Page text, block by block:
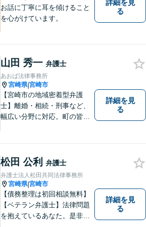
お話に丁寧に耳を傾けること
を心がけています。
詳細を見
る
山田 秀一 弁護士
あおば法律事務所
宮崎県|宮崎市
【宮崎市の地域密着型弁護
士】離婚・相続・刑事など、
幅広い分野に対応。町の皆様
ださい。きっと道が開けま
す。
詳細を見
る
松田 公利 弁護士
弁護士法人松田共同法律事務所
宮崎県|宮崎市
【債務整理は初回相談無料】
【ベテラン弁護士】法律問題
を抱えているあなた。是非一
詳細を見
る